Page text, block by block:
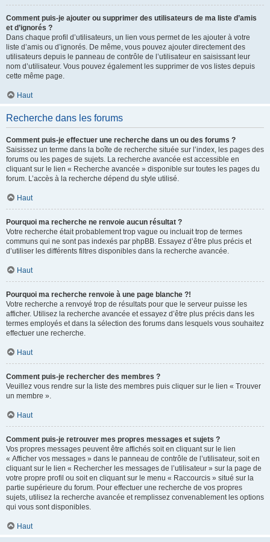
Comment puis-je ajouter ou supprimer des utilisateurs de ma liste d’amis
et d’ignorés ?
Dans chaque profil d’utilisateurs, un lien vous permet de les ajouter à votre
liste d’amis ou d’ignorés. De même, vous pouvez ajouter directement des
utilisateurs depuis le panneau de contrôle de l’utilisateur en saisissant leur
nom d’utilisateur. Vous pouvez également les supprimer de vos listes depuis
cette même page.
Haut
Recherche dans les forums
Comment puis-je effectuer une recherche dans un ou des forums ?
Saisissez un terme dans la boîte de recherche située sur l’index, les pages des
forums ou les pages de sujets. La recherche avancée est accessible en
cliquant sur le lien « Recherche avancée » disponible sur toutes les pages du
forum. L’accès à la recherche dépend du style utilisé.
Haut
Pourquoi ma recherche ne renvoie aucun résultat ?
Votre recherche était probablement trop vague ou incluait trop de termes
communs qui ne sont pas indexés par phpBB. Essayez d’être plus précis et
d’utiliser les différents filtres disponibles dans la recherche avancée.
Haut
Pourquoi ma recherche renvoie à une page blanche ?!
Votre recherche a renvoyé trop de résultats pour que le serveur puisse les
afficher. Utilisez la recherche avancée et essayez d’être plus précis dans les
termes employés et dans la sélection des forums dans lesquels vous souhaitez
effectuer une recherche.
Haut
Comment puis-je rechercher des membres ?
Veuillez vous rendre sur la liste des membres puis cliquer sur le lien « Trouver
un membre ».
Haut
Comment puis-je retrouver mes propres messages et sujets ?
Vos propres messages peuvent être affichés soit en cliquant sur le lien
« Afficher vos messages » dans le panneau de contrôle de l’utilisateur, soit en
cliquant sur le lien « Rechercher les messages de l’utilisateur » sur la page de
votre propre profil ou soit en cliquant sur le menu « Raccourcis » situé sur la
partie supérieure du forum. Pour effectuer une recherche de vos propres
sujets, utilisez la recherche avancée et remplissez convenablement les options
qui vous sont disponibles.
Haut